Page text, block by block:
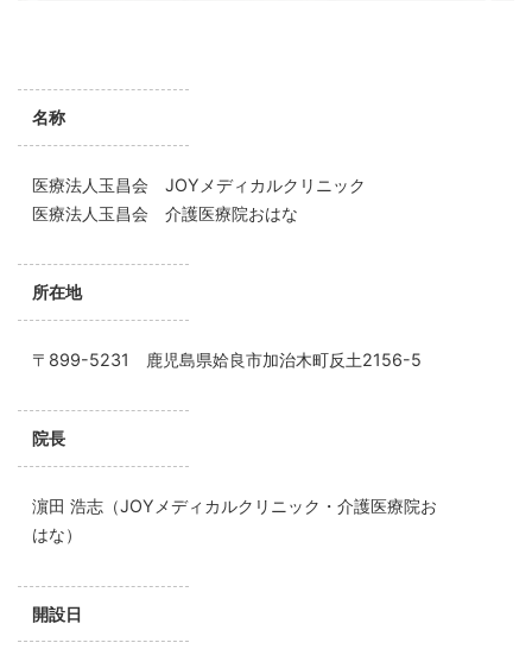
名称
医療法人玉昌会 JOYメディカルクリニック
医療法人玉昌会 介護医療院おはな
所在地
〒899-5231 鹿児島県姶良市加治木町反土2156-5
院長
濵田 浩志（JOYメディカルクリニック・介護医療院お
はな）
開設日